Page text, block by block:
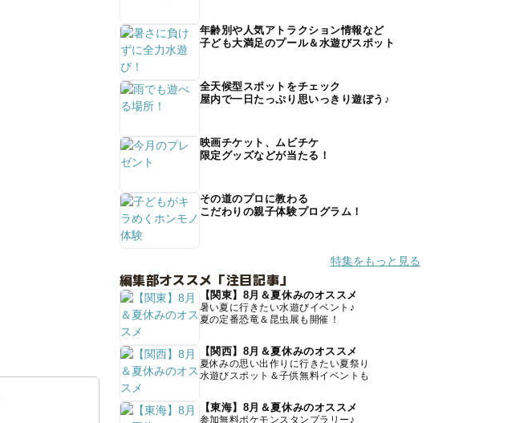
年齢別や人気アトラクション情報など
子ども大満足のプール＆水遊びスポット
全天候型スポットをチェック
屋内で一日たっぷり思いっきり遊ぼう♪
映画チケット、ムビチケ
限定グッズなどが当たる！
その道のプロに教わる
こだわりの親子体験プログラム！
特集をもっと見る
編集部オススメ「注目記事」
【関東】8月＆夏休みのオススメ
暑い夏に行きたい水遊びイベント♪
夏の定番恐竜＆昆虫展も開催！
【関西】8月＆夏休みのオススメ
夏休みの思い出作りに行きたい夏祭り
水遊びスポット＆子供無料イベントも
【東海】8月＆夏休みのオススメ
参加無料ポケモンスタンプラリー♪